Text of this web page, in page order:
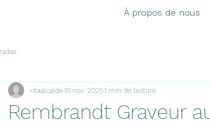
À propos de nous
Rembrandt Graveur
ritaalcalde10 nov. 20251 min de lecture